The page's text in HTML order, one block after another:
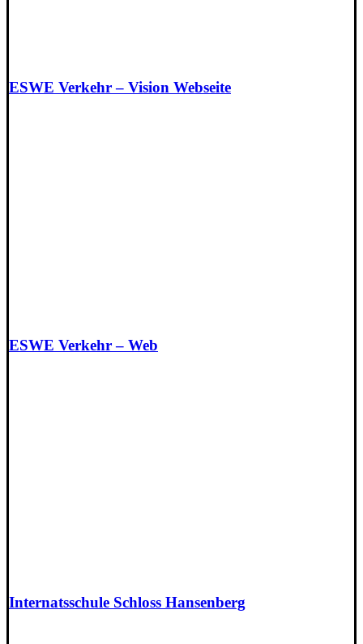
ESWE Verkehr – Vision Webseite
ESWE Verkehr – Web
Internatsschule Schloss Hansenberg